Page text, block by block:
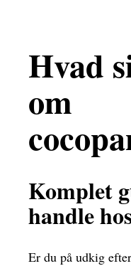
Hvad
om
Komplet
handle
Er du på udkig